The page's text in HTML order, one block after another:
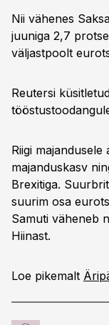
Nii vähenes
juuniga 2,7
väljastpoolt
Reutersi
Riigi
majanduskasv
Brexitiga.
suurim osa
Samuti väheneb
Hiinast.
Loe pikemalt